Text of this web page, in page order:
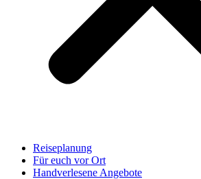
Reiseplanung
Für euch vor Ort
Handverlesene Angebote